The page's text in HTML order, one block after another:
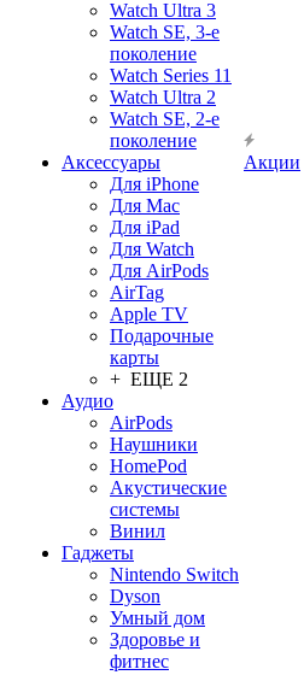
Watch Ultra 3
Watch SE, 3-е
поколение
Watch Series 11
Watch Ultra 2
Watch SE, 2-е
поколение
Аксессуары
Для iPhone
Для Mac
Для iPad
Для Watch
Для AirPods
AirTag
Apple TV
Подарочные
карты
+ ЕЩЕ 2
Аудио
AirPods
Наушники
HomePod
Акустические
системы
Винил
Гаджеты
Nintendo Switch
Dyson
Умный дом
Здоровье и
фитнес
Акции